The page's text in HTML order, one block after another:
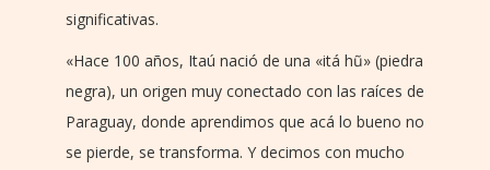
significativas.
«Hace 100 años, Itaú nació de una «itá hũ» (piedra
negra), un origen muy conectado con las raíces de
Paraguay, donde aprendimos que acá lo bueno no
se pierde, se transforma. Y decimos con mucho